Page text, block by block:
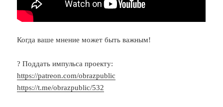
Когда ваше мнение может быть важным!
? Поддать импульса проекту:
https://patreon.com/obrazpublic
https://t.me/obrazpublic/532